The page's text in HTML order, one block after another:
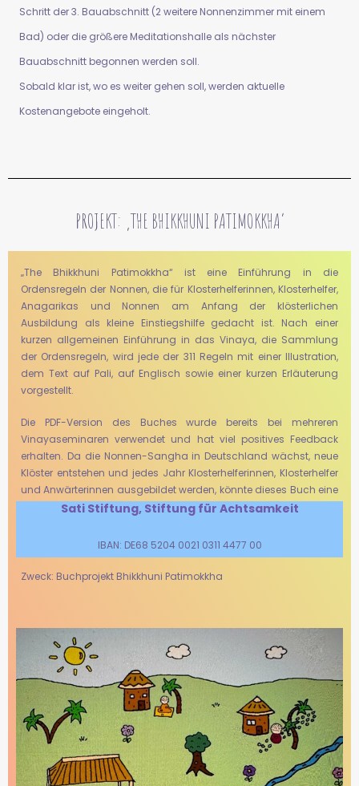
Schritt der 3. Bauabschnitt (2 weitere Nonnenzimmer mit einem
Bad) oder die größere Meditationshalle als nächster
Bauabschnitt begonnen werden soll.
Sobald klar ist, wo es weiter gehen soll, werden aktuelle
Kostenangebote eingeholt.
PROJEKT: ‚THE BHIKKHUNI PATIMOKKHA‘
„The Bhikkhuni Patimokkha“ ist eine Einführung in die
Ordensregeln der Nonnen, die für Klosterhelferinnen, Klosterhelfer,
Anagarikas und Nonnen am Anfang der klösterlichen
Ausbildung als kleine Einstiegshilfe gedacht ist. Nach einer
kurzen allgemeinen Einführung in das Vinaya, die Sammlung
der Ordensregeln, wird jede der 311 Regeln mit einer Illustration,
dem Text auf Pali, auf Englisch sowie einer kurzen Erläuterung
vorgestellt.
Die PDF-Version des Buches wurde bereits bei mehreren
Vinayaseminaren verwendet und hat viel positives Feedback
erhalten. Da die Nonnen-Sangha in Deutschland wächst, neue
Klöster entstehen und jedes Jahr Klosterhelferinnen, Klosterhelfer
und Anwärterinnen ausgebildet werden, könnte dieses Buch eine
große Hilfe sein.Sati Stiftung, Stiftung für Achtsamkeit
IBAN: DE68 5204 0021 0311 4477 00
Zweck: Buchprojekt Bhikkhuni Patimokkha